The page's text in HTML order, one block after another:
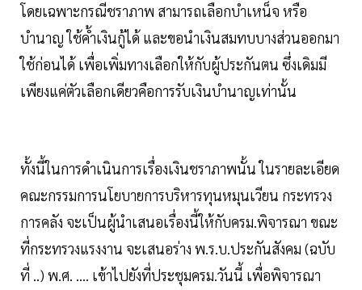
โดยเฉพาะกรณีชราภาพ สามารถเลือกบำเหน็จ หรือ
บำนาญ ใช้ค้ำเงินกู้ได้ และขอนำเงินสมทบบางส่วนออกมา
ใช้ก่อนได้ เพื่อเพิ่มทางเลือกให้กับผู้ประกันตน ซึ่งเดิมมี
เพียงแค่ตัวเลือกเดียวคือการรับเงินบำนาญเท่านั้น
ทั้งนี้ในการดำเนินการเรื่องเงินชราภาพนั้น ในรายละเอียด
คณะกรรมการนโยบายการบริหารทุนหมุนเวียน กระทรวง
การคลัง จะเป็นผู้นำเสนอเรื่องนี้ให้กับครม.พิจารณา ขณะ
ที่กระทรวงแรงงาน จะเสนอร่าง พ.ร.บ.ประกันสังคม (ฉบับ
ที่ ..) พ.ศ. .... เข้าไปยังที่ประชุมครม.วันนี้ เพื่อพิจารณา